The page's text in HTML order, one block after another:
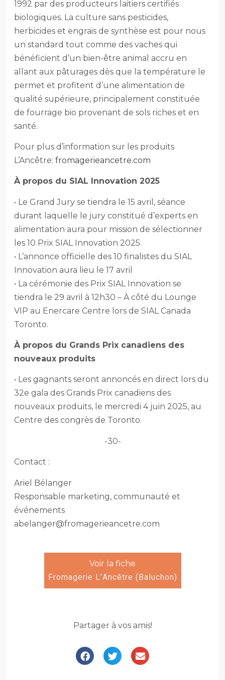
1992 par des producteurs laitiers certifiés
biologiques. La culture sans pesticides,
herbicides et engrais de synthèse est pour nous
un standard tout comme des vaches qui
bénéficient d’un bien-être animal accru en
allant aux pâturages dès que la température le
permet et profitent d’une alimentation de
qualité supérieure, principalement constituée
de fourrage bio provenant de sols riches et en
santé.
Pour plus d’information sur les produits
L’Ancêtre:fromagerieancetre.com
À propos du SIAL Innovation 2025
• Le Grand Jury se tiendra le 15 avril, séance
durant laquelle le jury constitué d’experts en
alimentation aura pour mission de sélectionner
les 10 Prix SIAL Innovation 2025.
• L’annonce officielle des 10 finalistes du SIAL
Innovation aura lieu le 17 avril
• La cérémonie des Prix SIAL Innovation se
tiendra le 29 avril à 12h30 – À côté du Lounge
VIP au Enercare Centre lors de SIAL Canada
Toronto.
À propos du Grands Prix canadiens des
nouveaux produits
• Les gagnants seront annoncés en direct lors du
32e gala des Grands Prix canadiens des
nouveaux produits, le mercredi 4 juin 2025, au
Centre des congrès de Toronto.
-30-
Contact :
Ariel Bélanger
Responsable marketing, communauté et
événements
abelanger@fromagerieancetre.com
Voir la fiche
Fromagerie L’Ancêtre (Baluchon)
Partager à vos amis!